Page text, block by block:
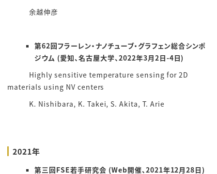
余越伸彦
第62回フラーレン・ナノチューブ・グラフェン総合シンポ
ジウム (愛知、名古屋大学、2022年3月2日-4日)
Highly sensitive temperature sensing for 2D
materials using NV centers
K. Nishibara, K. Takei, S. Akita, T. Arie
2021年
第三回FSE若手研究会 (Web開催、2021年12月28日)